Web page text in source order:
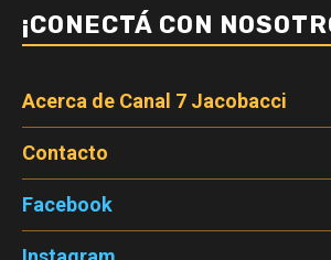
¡CONECTÁ CON
Acerca de Canal 7 Jacobacci
Contacto
Facebook